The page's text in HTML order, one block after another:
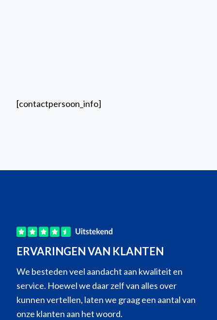
[contactpersoon_info]
ERVARINGEN VAN KLANTEN
We besteden veel aandacht aan kwaliteit en
service. Hoewel we daar zelf van alles over
kunnen vertellen, laten we graag een aantal van
onze klanten aan het woord.